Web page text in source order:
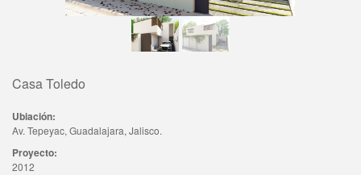
Casa Toledo
Ubiación:
Av. Tepeyac, Guadalajara, Jalisco.
Proyecto:
2012